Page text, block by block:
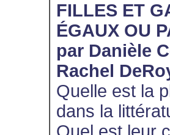
FILLES ET
ÉGAUX OU
par Danièle
Rachel
Quelle est la
dans la